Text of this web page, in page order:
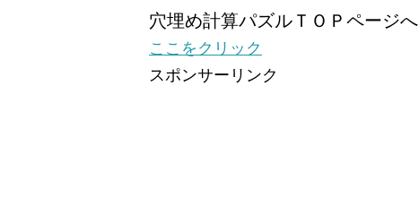
穴埋め計算パズルＴＯＰページへ
ここをクリック
スポンサーリンク